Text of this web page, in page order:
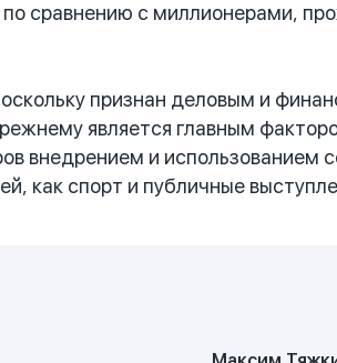
сравнению с миллионерами,
признан деловым и
является главным
внедрением и использованием
как спорт и публичные